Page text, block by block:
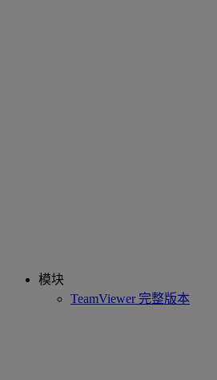
模块
TeamViewer 完整版本